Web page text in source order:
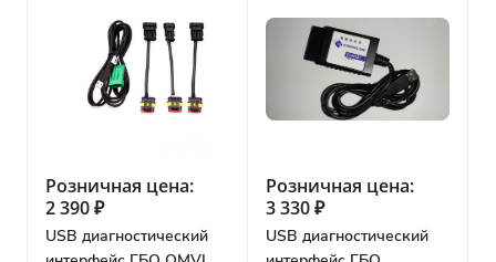
Розничная цена:
2 390 ₽
USB диагностический
Розничная цена:
3 330 ₽
USB диагностический